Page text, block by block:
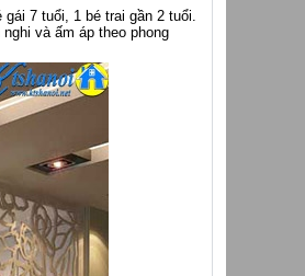
7 tuổi, 1 bé trai gần 2 tuổi.
và ấm áp theo phong